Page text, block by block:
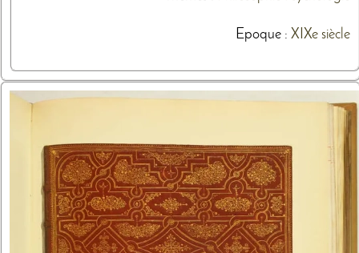
Epoque : XIXe siècle